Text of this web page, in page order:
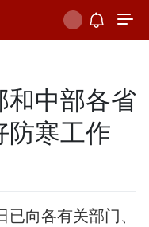
和中部各省
防寒工作
向各有关部门、